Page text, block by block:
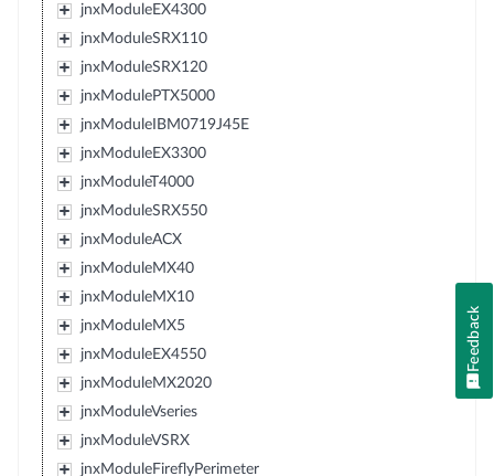
jnxModuleEX4300
jnxModuleSRX110
jnxModuleSRX120
jnxModulePTX5000
jnxModuleIBM0719J45E
jnxModuleEX3300
jnxModuleT4000
jnxModuleSRX550
jnxModuleACX
jnxModuleMX40
jnxModuleMX10
jnxModuleMX5
jnxModuleEX4550
jnxModuleMX2020
jnxModuleVseries
jnxModuleVSRX
jnxModuleFireflyPerimeter
Feedback